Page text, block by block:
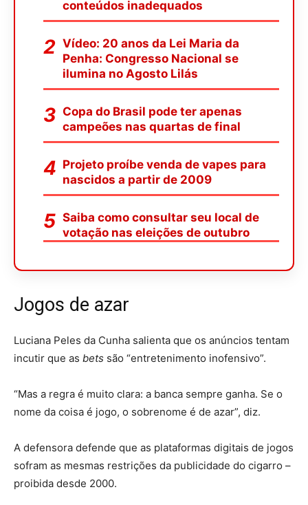
conteúdos inadequados
Vídeo: 20 anos da Lei Maria da
Penha: Congresso Nacional se
ilumina no Agosto Lilás
Copa do Brasil pode ter apenas
campeões nas quartas de final
Projeto proíbe venda de vapes para
nascidos a partir de 2009
Saiba como consultar seu local de
votação nas eleições de outubro
Jogos de azar
Luciana Peles da Cunha salienta que os anúncios tentam
incutir que as bets são “entretenimento inofensivo”.
“Mas a regra é muito clara: a banca sempre ganha. Se o
nome da coisa é jogo, o sobrenome é de azar”, diz.
A defensora defende que as plataformas digitais de jogos
sofram as mesmas restrições da publicidade do cigarro –
proibida desde 2000.